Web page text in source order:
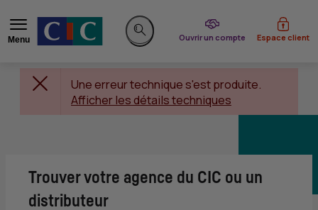
Menu
Rechercher sur le site
Ouvrir un compte
du CIC Espace client
Une erreur technique s'est produite.
Afficher les détails techniques
Trouver votre agence du CIC ou un
distributeur